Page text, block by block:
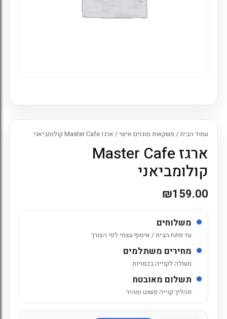
עמוד הבית/ משקאות מוגזים אישי/ ארגז Master Cafe קולומביאני
ארגז Master Cafe
קולומביאני
₪159.00
משלוחים
עד פתח הבית / איסוף עצמי לפי הצורך
מחירים משתלמים
מעולה לקנייה בכמויות
תשלום מאובטח
תהליך קנייה פשוט ומהיר